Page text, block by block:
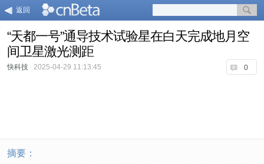
返回
“天都一号”通导技术试验星在白天完成地月空
间卫星激光测距
0
快科技 2025-04-29 11:13:45
摘要：